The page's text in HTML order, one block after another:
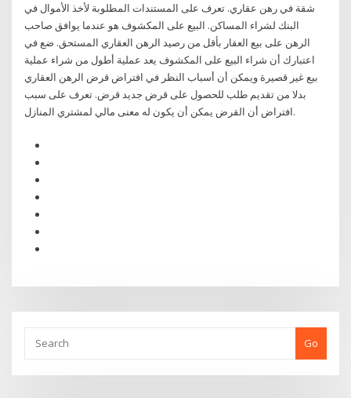
شقة في رهن عقاري. تعرف على المستندات المطلوبة لأخذ الأموال في
البنك لشراء المساكن. البيع على المكشوف هو عندما يوافق صاحب
الرهن على بيع العقار بأقل من رصيد الرهن العقاري المستحق. ضع في
اعتبارك أن شراء البيع على المكشوف يعد عملية أطول من شراء عملية
بيع غير قصيرة ويمكن أن أسباب النظر في افتراض قرض الرهن العقاري
بدلا من تقديم طلب للحصول على قرض جديد قرض. تعرف على سبب
افتراض أن القرض يمكن أن يكون له معنى مالي لمشتري المنازل.
Go